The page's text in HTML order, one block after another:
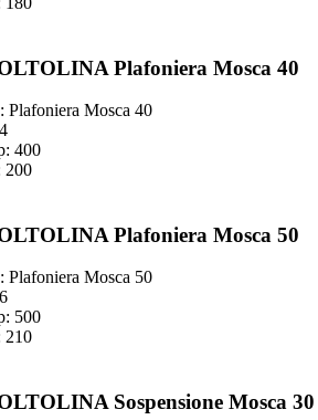
Plafoniera Mosca 40
Plafoniera Mosca 40
400
200
Plafoniera Mosca 50
Plafoniera Mosca 50
500
210
Sospensione Mosca 30